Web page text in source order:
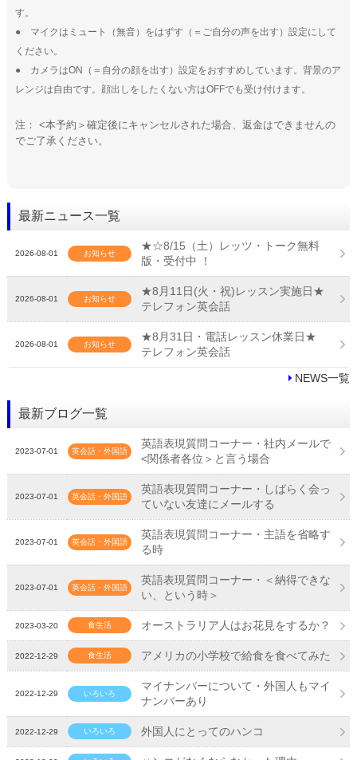
す。
● マイクはミュート（無音）をはずす（＝ご自分の声を出す）設定にして
ください。
● カメラはON（＝自分の顔を出す）設定をおすすめしています。背景のア
レンジは自由です。顔出しをしたくない方はOFFでも受け付けます。
注： <本予約＞確定後にキャンセルされた場合、返金はできませんの
でご了承ください。
最新ニュース一覧
2026-08-01 お知らせ
★☆8/15（土）レッツ・トーク無料
版・受付中 ！
2026-08-01 お知らせ
★8月11日(火・祝)レッスン実施日★
テレフォン英会話
2026-08-01 お知らせ
★8月31日・電話レッスン休業日★
テレフォン英会話
NEWS一覧
最新ブログ一覧
2023-07-01 英会話・外国語
英語表現質問コーナー・社内メールで
<関係者各位＞と言う場合
2023-07-01 英会話・外国語
英語表現質問コーナー・しばらく会っ
ていない友達にメールする
2023-07-01 英会話・外国語
英語表現質問コーナー・主語を省略す
る時
2023-07-01 英会話・外国語
英語表現質問コーナー・＜納得できな
い、という時＞
2023-03-20 食生活 オーストラリア人はお花見をするか？
2022-12-29 食生活 アメリカの小学校で給食を食べてみた
2022-12-29 いろいろ
マイナンバーについて・外国人もマイ
ナンバーあり
2022-12-29 いろいろ 外国人にとってのハンコ